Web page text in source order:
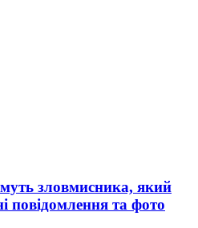
зловмисника, який
повідомлення та фото